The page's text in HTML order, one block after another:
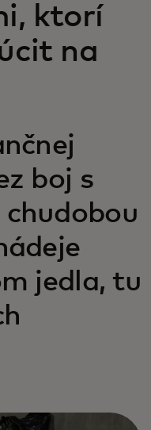
ktorí
na
boj s
jedla, tu